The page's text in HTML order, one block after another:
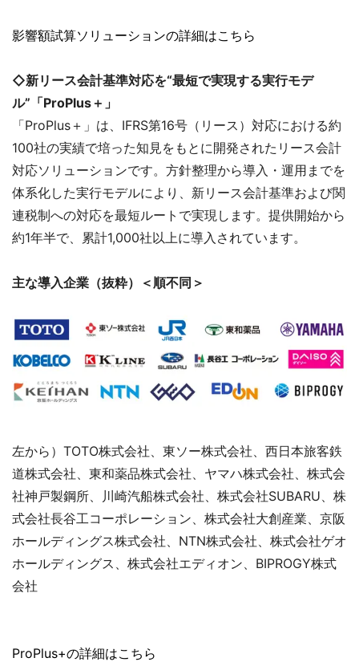
影響額試算ソリューションの詳細はこちら
◇新リース会計基準対応を“最短で実現する実行モデ
ル”「ProPlus＋」
「ProPlus＋」は、IFRS第16号（リース）対応における約
100社の実績で培った知見をもとに開発されたリース会計
対応ソリューションです。方針整理から導入・運用までを
体系化した実行モデルにより、新リース会計基準および関
連税制への対応を最短ルートで実現します。提供開始から
約1年半で、累計1,000社以上に導入されています。
主な導入企業（抜粋）＜順不同＞
左から）TOTO株式会社、東ソー株式会社、西日本旅客鉄
道株式会社、東和薬品株式会社、ヤマハ株式会社、株式会
社神戸製鋼所、川崎汽船株式会社、株式会社SUBARU、株
式会社長谷工コーポレーション、株式会社大創産業、京阪
ホールディングス株式会社、NTN株式会社、株式会社ゲオ
ホールディングス、株式会社エディオン、BIPROGY株式
会社
ProPlus+の詳細はこちら